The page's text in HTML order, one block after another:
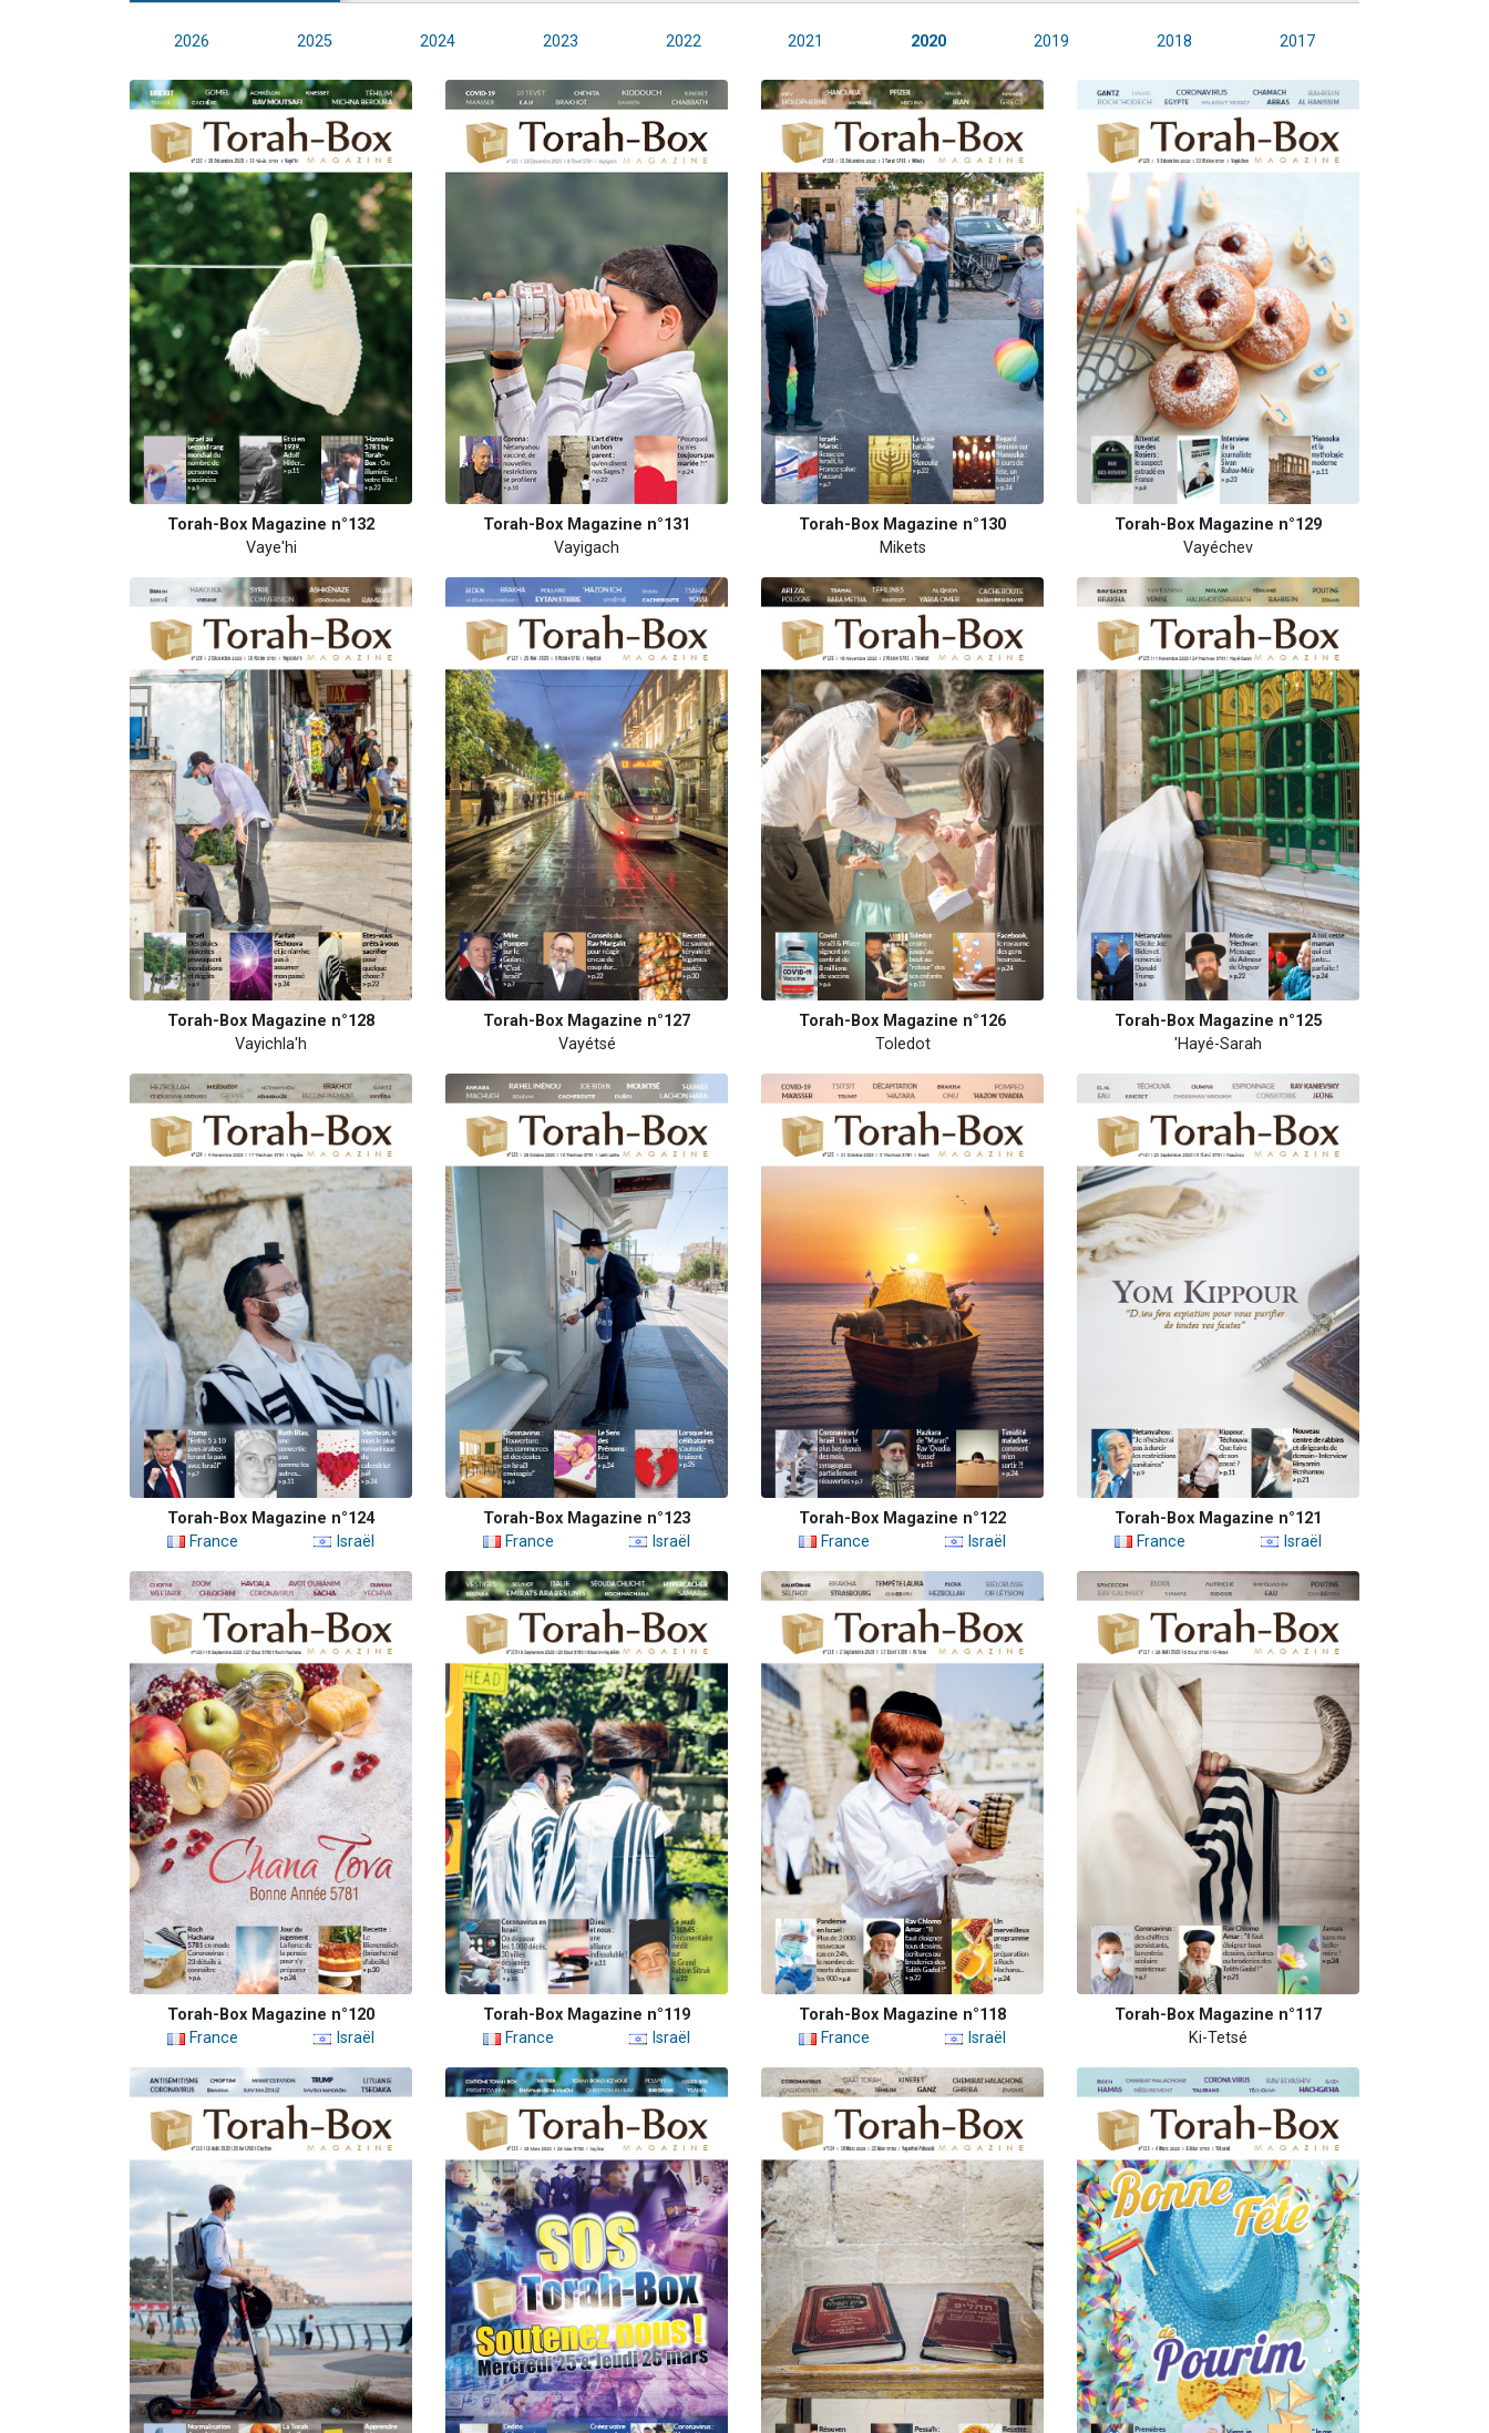
2026 2025 2024 2023 2022 2021 2020 2019 2018 2017
Torah-Box Magazine n°132
Vaye'hi
Torah-Box Magazine n°131
Vayigach
Torah-Box Magazine n°130
Mikets
Torah-Box Magazine n°129
Vayéchev
Torah-Box Magazine n°128
Vayichla'h
Torah-Box Magazine n°127
Vayétsé
Torah-Box Magazine n°126
Toledot
Torah-Box Magazine n°125
'Hayé-Sarah
Torah-Box Magazine n°124
France
Israël
Torah-Box Magazine n°123
France
Israël
Torah-Box Magazine n°122
France
Israël
Torah-Box Magazine n°121
France
Israël
Torah-Box Magazine n°120
France
Israël
Torah-Box Magazine n°119
France
Israël
Torah-Box Magazine n°118
France
Israël
Torah-Box Magazine n°117
Ki-Tetsé